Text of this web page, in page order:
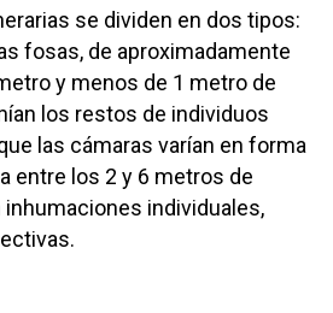
se dividen en dos tipos:
fosas, de aproximadamente
y menos de 1 metro de
los restos de individuos
las cámaras varían en forma
entre los 2 y 6 metros de
inhumaciones individuales,